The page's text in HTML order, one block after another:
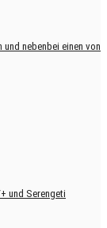
und nebenbei einen von
und Serengeti